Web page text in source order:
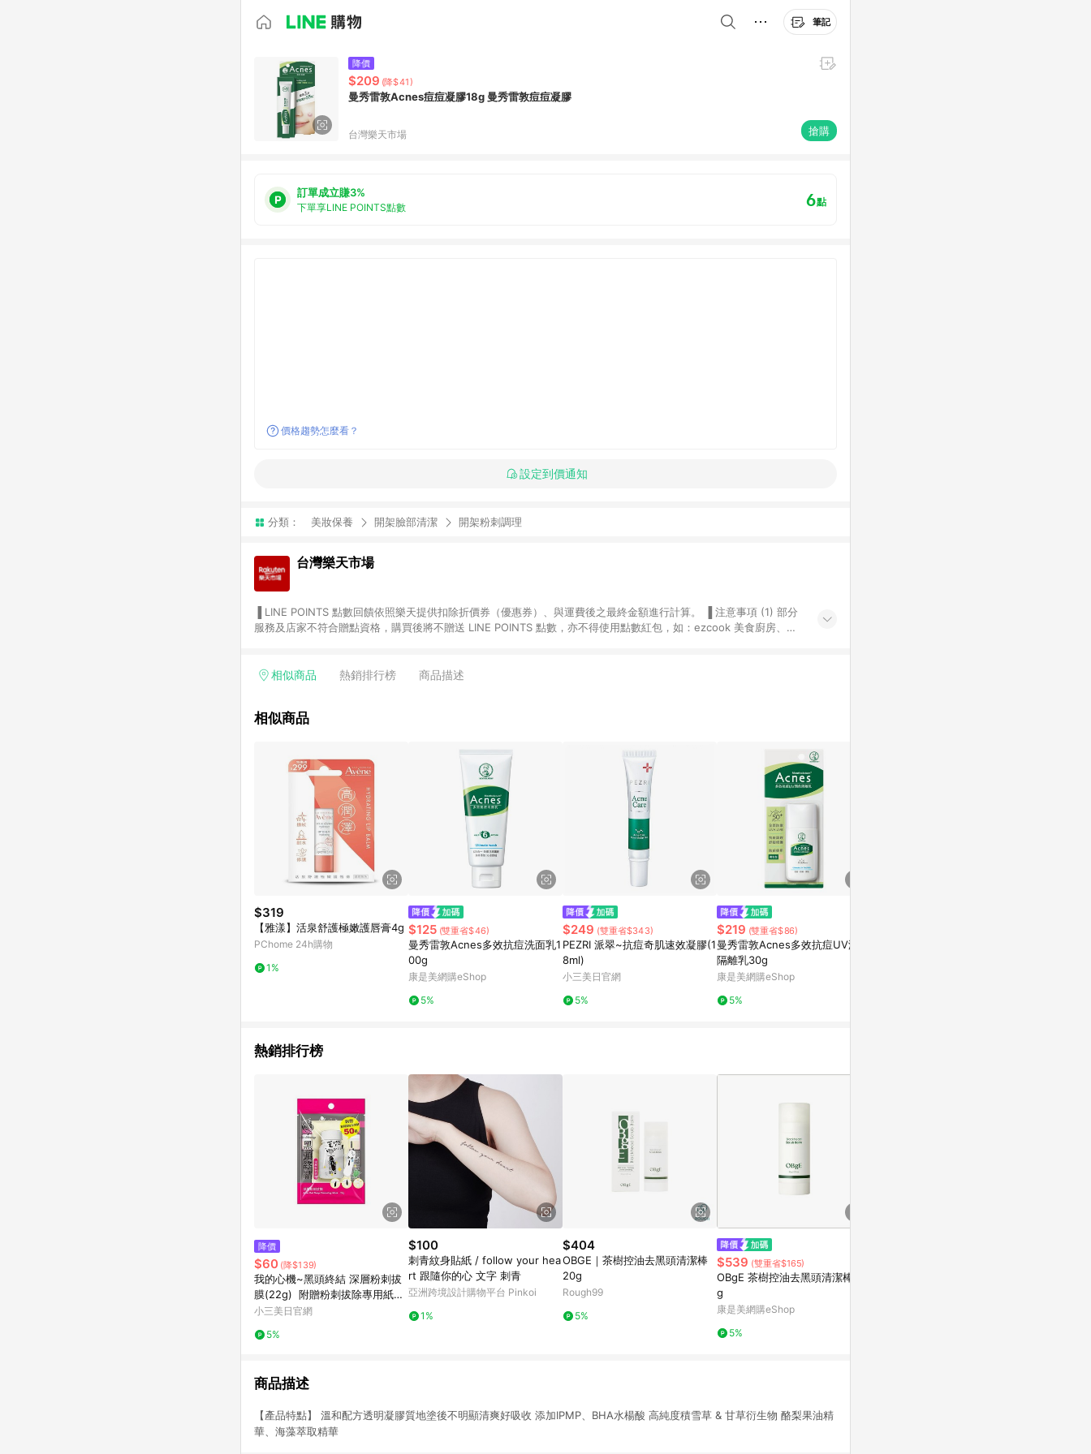
筆記
降價
$209 (降$41)
曼秀雷敦Acnes痘痘凝膠18g 曼秀雷敦痘痘凝膠
台灣樂天市場 搶購
訂單成立賺3%
下單享LINE POINTS點數 6點
價格趨勢怎麼看？
設定到價通知
分類： 美妝保養 開架臉部清潔 開架粉刺調理
台灣樂天市場
服務及店家不符合贈點資格，購買後將不贈送 LINE POINTS 點數，亦不得使用點數紅包，如：ezcook 美食廚房、樂
享有 LINE POINTS 回饋。 (3) 若購買之訂單（包含預購商品）未符合樂天市場 45 天內完成訂單出貨及結帳，則不符
會有時間差，如顯示之商品規格、顏色、價位、贈品與台灣樂天市場銷售網頁不符，以銷售網頁標示為準。 (6) 導購訂
點數回饋或點數回饋有爭議，台灣樂天市場保有更改條款與法律追訴之權利，活動詳情以樂天市場網站公告為準。
相似商品 熱銷排行榜 商品描述
相似商品
$319
【雅漾】活泉舒護極嫩護唇膏4g
PChome 24h購物
1%
$125 (雙重省$46)
曼秀雷敦Acnes多效抗痘洗面乳1
00g
康是美網購eShop
5%
$249 (雙重省$343)
PEZRI 派翠~抗痘奇肌速效凝膠(1
8ml)
小三美日官網
5%
$219 (雙重省$86)
曼秀雷敦Acnes多效抗痘UV潤色
隔離乳30g
康是美網購eShop
5%
熱銷排行榜
降價
$60 (降$139)
我的心機~黑頭終結 深層粉刺拔
膜(22g) 附贈粉刺拔除專用紙50
張
小三美日官網
5%
$100
刺青紋身貼紙 / follow your hea
rt 跟隨你的心 文字 刺青
亞洲跨境設計購物平台 Pinkoi
1%
$404
OBGE｜茶樹控油去黑頭清潔棒
20g
Rough99
5%
$539 (雙重省$165)
OBgE 茶樹控油去黑頭清潔棒 20
g
康是美網購eShop
5%
商品描述
【產品特點】 溫和配方透明凝膠質地塗後不明顯清爽好吸收 添加IPMP、BHA水楊酸 高純度積雪草 & 甘草衍生物 酪梨果油精
華、海藻萃取精華